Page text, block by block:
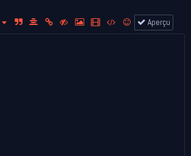
Aperçu